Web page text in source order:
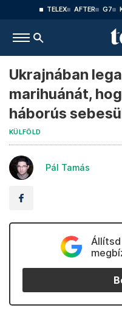
TELEX AFTER G7
Ukrajnában
marihuánát,
háborús
KÜLFÖLD
Pál Tamás